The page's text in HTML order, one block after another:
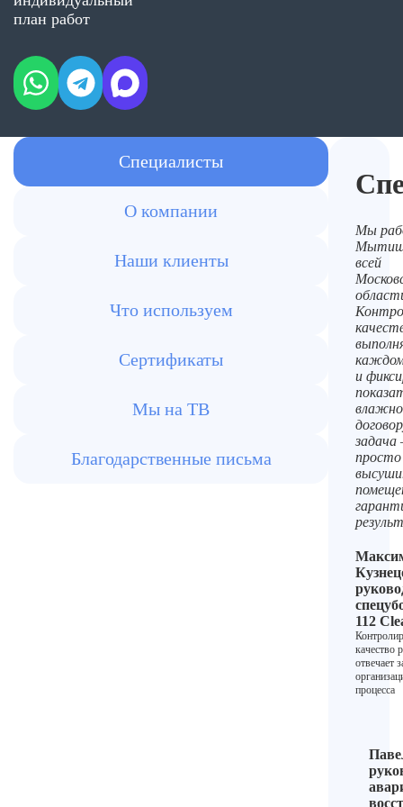
план работ
Специалисты
О компании
Наши клиенты
Что используем
Сертификаты
Мы на ТВ
Благодарственные письма
Мы
всей
и
просто
112
качество
отвечает
процесса